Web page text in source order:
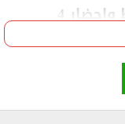
أمرت نيابة القاهرة الجديدة، بضبط وإحضار 4
نخنوخ
الخامس
"فيلا".